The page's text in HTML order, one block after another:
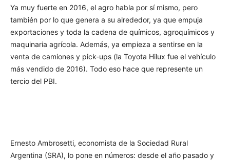
Ya muy fuerte en 2016, el agro habla por sí mismo, pero
también por lo que genera a su alrededor, ya que empuja
exportaciones y toda la cadena de químicos, agroquímicos y
maquinaria agrícola. Además, ya empieza a sentirse en la
venta de camiones y pick-ups (la Toyota Hilux fue el vehículo
más vendido de 2016). Todo eso hace que represente un
tercio del PBI.
Ernesto Ambrosetti, economista de la Sociedad Rural
Argentina (SRA), lo pone en números: desde el año pasado y